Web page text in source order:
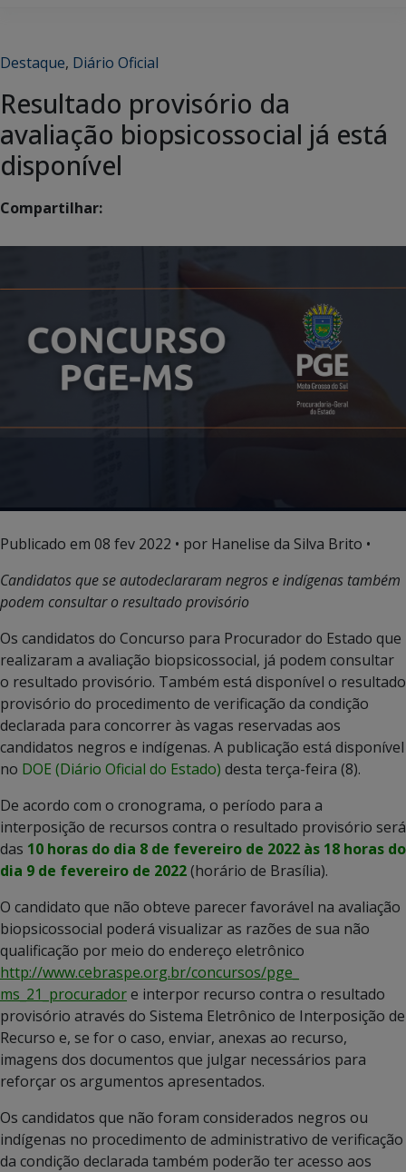
Destaque, Diário Oficial
Resultado provisório da
avaliação biopsicossocial já está
disponível
Compartilhar:
Publicado em 08 fev 2022 • por Hanelise da Silva Brito •
Candidatos que se autodeclararam negros e indígenas também
podem consultar o resultado provisório
Os candidatos do Concurso para Procurador do Estado que
realizaram a avaliação biopsicossocial, já podem consultar
o resultado provisório. Também está disponível o resultado
provisório do procedimento de verificação da condição
declarada para concorrer às vagas reservadas aos
candidatos negros e indígenas. A publicação está disponível
no DOE (Diário Oficial do Estado) desta terça-feira (8).
De acordo com o cronograma, o período para a
interposição de recursos contra o resultado provisório será
das 10 horas do dia 8 de fevereiro de 2022 às 18 horas do
dia 9 de fevereiro de 2022(horário de Brasília).
O candidato que não obteve parecer favorável na avaliação
biopsicossocial poderá visualizar as razões de sua não
qualificação por meio do endereço eletrônico
http://www.cebraspe.org.br/concursos/pge_
ms_21_procuradore interpor recurso contra o resultado
provisório através do Sistema Eletrônico de Interposição de
Recurso e, se for o caso, enviar, anexas ao recurso,
imagens dos documentos que julgar necessários para
reforçar os argumentos apresentados.
Os candidatos que não foram considerados negros ou
indígenas no procedimento de administrativo de verificação
da condição declarada também poderão ter acesso aos